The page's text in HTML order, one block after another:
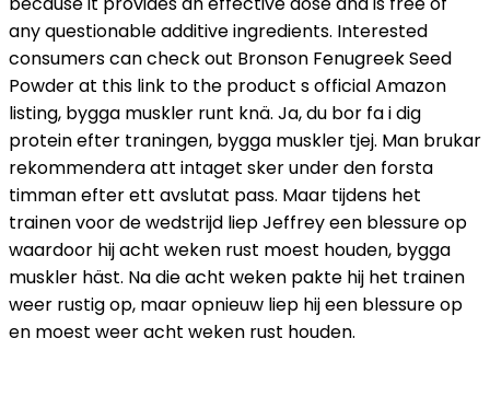
any questionable additive ingredients. Interested
consumers can check out Bronson Fenugreek Seed
Powder at this link to the product s official Amazon
listing, bygga muskler runt knä. Ja, du bor fa i dig
protein efter traningen, bygga muskler tjej. Man brukar
rekommendera att intaget sker under den forsta
timman efter ett avslutat pass. Maar tijdens het
trainen voor de wedstrijd liep Jeffrey een blessure op
waardoor hij acht weken rust moest houden, bygga
muskler häst. Na die acht weken pakte hij het trainen
weer rustig op, maar opnieuw liep hij een blessure op
en moest weer acht weken rust houden.